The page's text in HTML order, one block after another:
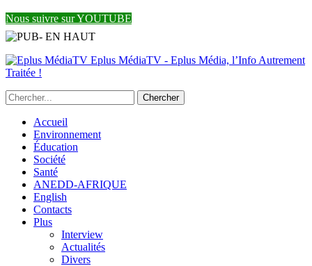
Nous suivre sur YOUTUBE
Eplus MédiaTV - Eplus Média, l’Info Autrement
Traitée !
Accueil
Environnement
Éducation
Société
Santé
ANEDD-AFRIQUE
English
Contacts
Plus
Interview
Actualités
Divers